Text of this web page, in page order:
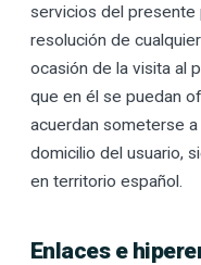
servicios del presente
resolución de
ocasión de la visita al
que en él se puedan
acuerdan someterse
domicilio del usuario,
en territorio español.
Enlaces e